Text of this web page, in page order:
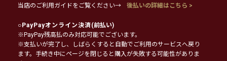
当店のご利用ガイドをご覧ください→
後払いの詳細はこちら >
○PayPayオンライン決済(前払い)
※PayPay残高払のみ対応可能でございます。
※支払いが完了し、しばらくすると自動でご利用のサービスへ戻り
ます。手続き中にページを閉じると購入が失敗する可能性がありま